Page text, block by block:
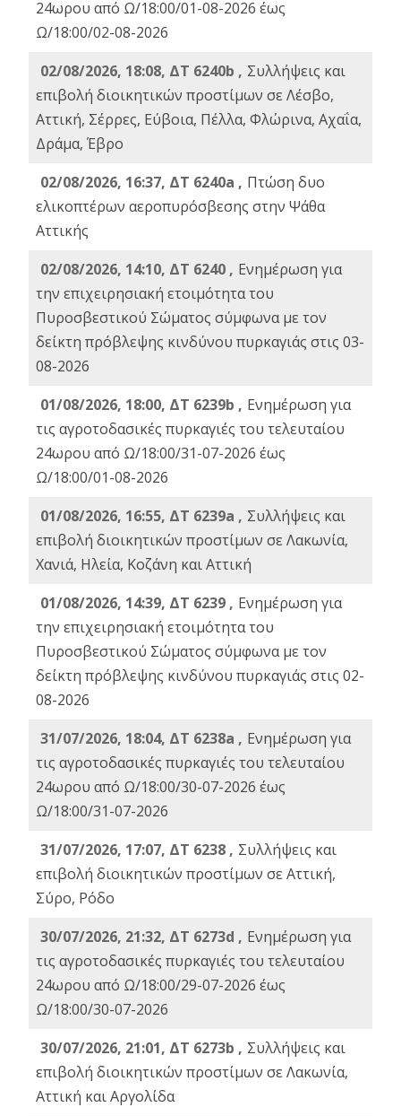
24ωρου από Ω/18:00/01-08-2026 έως
Ω/18:00/02-08-2026
02/08/2026, 18:08, ΔΤ 6240b , Συλλήψεις και
επιβολή διοικητικών προστίμων σε Λέσβο,
Αττική, Σέρρες, Εύβοια, Πέλλα, Φλώρινα, Αχαΐα,
Δράμα, Έβρο
02/08/2026, 16:37, ΔΤ 6240a , Πτώση δυο
ελικοπτέρων αεροπυρόσβεσης στην Ψάθα
Αττικής
02/08/2026, 14:10, ΔΤ 6240 , Ενημέρωση για
την επιχειρησιακή ετοιμότητα του
Πυροσβεστικού Σώματος σύμφωνα με τον
δείκτη πρόβλεψης κινδύνου πυρκαγιάς στις 03-
08-2026
01/08/2026, 18:00, ΔΤ 6239b , Ενημέρωση για
τις αγροτοδασικές πυρκαγιές του τελευταίου
24ωρου από Ω/18:00/31-07-2026 έως
Ω/18:00/01-08-2026
01/08/2026, 16:55, ΔΤ 6239a , Συλλήψεις και
επιβολή διοικητικών προστίμων σε Λακωνία,
Χανιά, Ηλεία, Κοζάνη και Αττική
01/08/2026, 14:39, ΔΤ 6239 , Ενημέρωση για
την επιχειρησιακή ετοιμότητα του
Πυροσβεστικού Σώματος σύμφωνα με τον
δείκτη πρόβλεψης κινδύνου πυρκαγιάς στις 02-
08-2026
31/07/2026, 18:04, ΔΤ 6238a , Ενημέρωση για
τις αγροτοδασικές πυρκαγιές του τελευταίου
24ωρου από Ω/18:00/30-07-2026 έως
Ω/18:00/31-07-2026
31/07/2026, 17:07, ΔΤ 6238 , Συλλήψεις και
επιβολή διοικητικών προστίμων σε Αττική,
Σύρο, Ρόδο
30/07/2026, 21:32, ΔΤ 6273d , Ενημέρωση για
τις αγροτοδασικές πυρκαγιές του τελευταίου
24ωρου από Ω/18:00/29-07-2026 έως
Ω/18:00/30-07-2026
30/07/2026, 21:01, ΔΤ 6273b , Συλλήψεις και
επιβολή διοικητικών προστίμων σε Λακωνία,
Αττική και Αργολίδα